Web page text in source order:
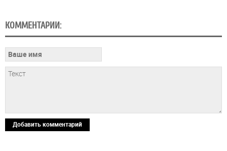
КОММЕНТАРИИ:
Добавить комментарий